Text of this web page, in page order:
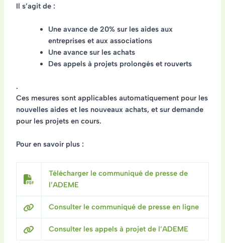
Il s’agit de :
Une avance de 20% sur les aidesaux
entreprises et aux associations
Une avance sur les achats
Des appels à projets prolongés et rouverts
.
Ces mesures sont applicables automatiquement pour les
nouvelles aides et les nouveaux achats, et sur demande
pour les projets en cours.
Pour en savoir plus :
Télécharger le communiqué de presse de
l’ADEME
Consulter le communiqué de presse en ligne
Consulter les appels à projet de l’ADEME